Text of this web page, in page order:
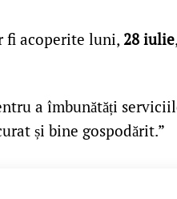
fi acoperite luni, 28 iulie
a îmbunătăți
și bine gospodărit.”